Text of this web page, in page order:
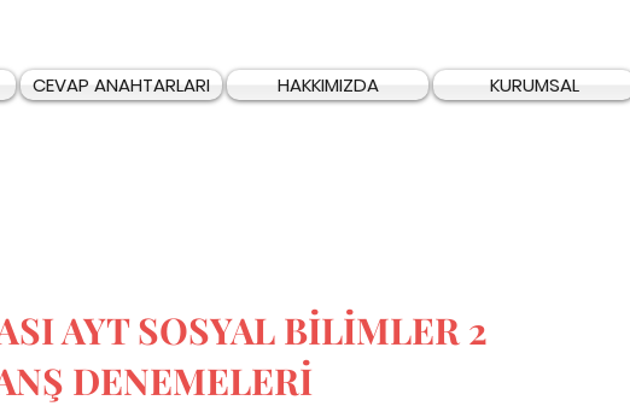
CEVAP ANAHTARLARI HAKKIMIZDA KURUMSAL
AYT SOSYAL BİLİMLER 2
DENEMELERİ